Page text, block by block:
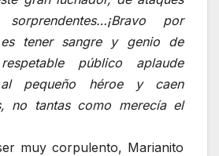
por
tener sangre y genio de
público aplaude
al pequeño héroe y caen
no tantas como merecía el
muy corpulento, Marianito